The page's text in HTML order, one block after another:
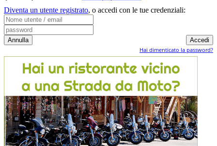
Diventa un utente registrato, o accedi con le tue credenziali:
Hai dimenticato la password?